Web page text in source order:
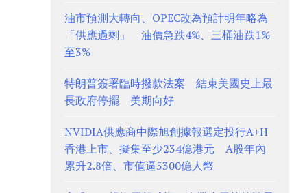
油市預測大轉向、OPEC改為預計明年略為
「供應過剩」 油價急跌4%、三桶油跌1%
至3%
特朗普簽署臨時撥款法案 結束美國史上最
長政府停擺 美期向好
NVIDIA供應商中際旭創據報選定投行A+H
香港上市、擬集至少234億港元 A股年內
累升2.8倍、市值逼5300億人幣